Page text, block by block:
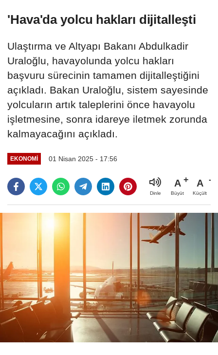
'Hava'da yolcu hakları dijitalleşti
Ulaştırma ve Altyapı Bakanı Abdulkadir
Uraloğlu, havayolunda yolcu hakları
başvuru sürecinin tamamen dijitalleştiğini
açıkladı. Bakan Uraloğlu, sistem sayesinde
yolcuların artık taleplerini önce havayolu
işletmesine, sonra idareye iletmek zorunda
kalmayacağını açıkladı.
EKONOMI 01 Nisan 2025 - 17:56
Dinle
A
Büyüt
A
Küçült